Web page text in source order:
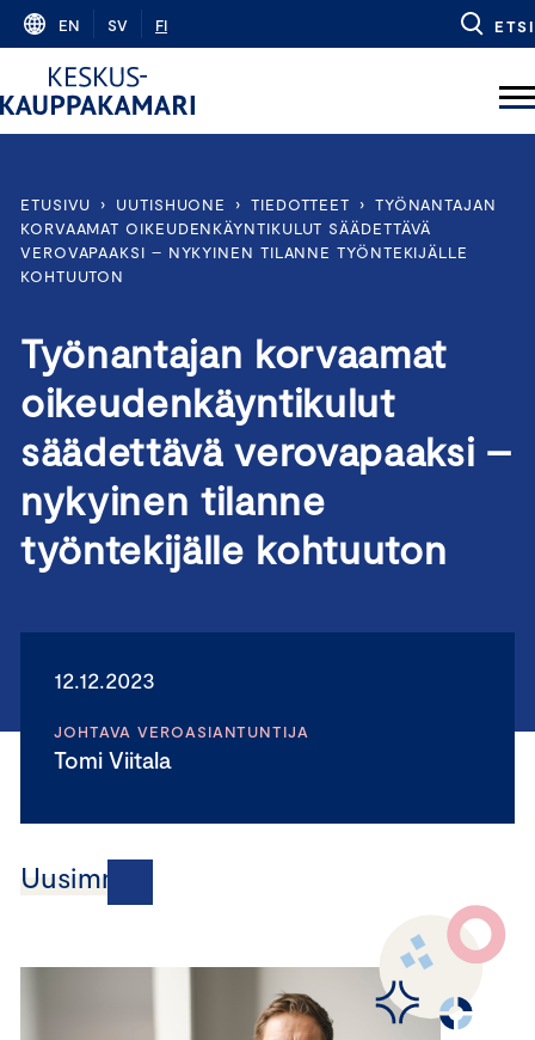
Skip
content
EN SV FI ETSI
ETUSIVU › UUTISHUONE › TIEDOTTEET › TYÖNANTAJAN
KORVAAMAT OIKEUDENKÄYNTIKULUT SÄÄDETTÄVÄ
VEROVAPAAKSI – NYKYINEN TILANNE TYÖNTEKIJÄLLE
KOHTUUTON
Työnantajan korvaamat
oikeudenkäyntikulut
säädettävä verovapaaksi –
nykyinen tilanne
työntekijälle kohtuuton
12.12.2023
JOHTAVA VEROASIANTUNTIJA
Tomi Viitala
Uusimmat